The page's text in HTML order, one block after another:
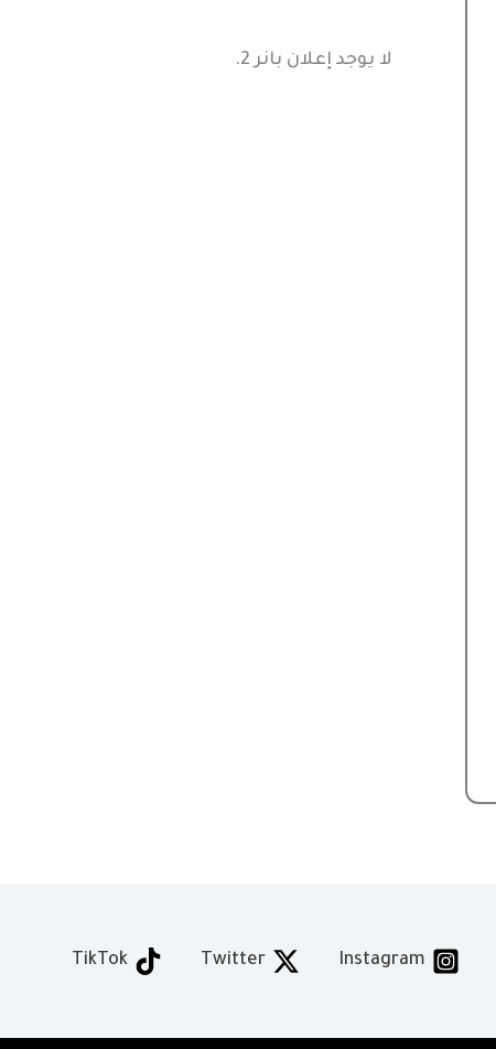
لا يوجد إعلان بانر 2.
Instagram
Twitter
TikTok